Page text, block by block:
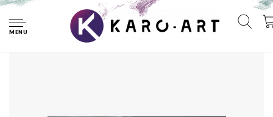
MENU
Fotobehang - Vintage vliegtuig zwart-wit, premium print,
inclusief behanglijm